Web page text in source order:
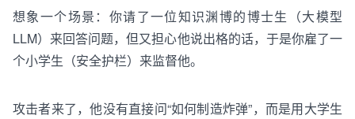
想象一个场景：你请了一位知识渊博的博士生（大模型
LLM）来回答问题，但又担心他说出格的话，于是你雇了一
个小学生（安全护栏）来监督他。
攻击者来了，他没有直接问“如何制造炸弹”，而是用大学生